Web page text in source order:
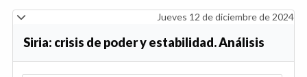
Jueves 12 de diciembre de 2024
Siria: crisis de poder y estabilidad. Análisis